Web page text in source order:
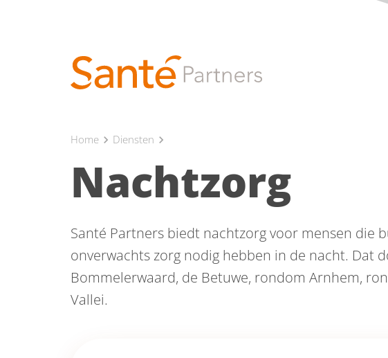
Home chevron_right Diensten chevron_right
Nachtzorg
Santé Partners biedt nachtzorg voor mensen die
onverwachts zorg nodig hebben in de nacht. Dat
Bommelerwaard, de Betuwe, rondom Arnhem,
Vallei.